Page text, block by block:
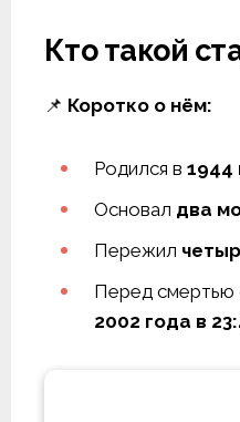
Кто такой
📌 Коротко о нём:
Родился в 1944
Основал два
Пережил
Перед смертью
2002 года в